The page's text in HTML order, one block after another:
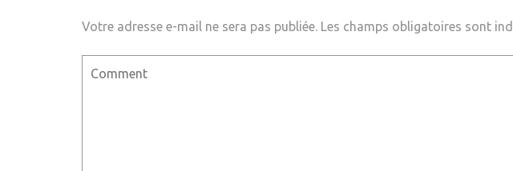
Votre adresse e-mail ne sera pas publiée. Les champs obligatoires sont